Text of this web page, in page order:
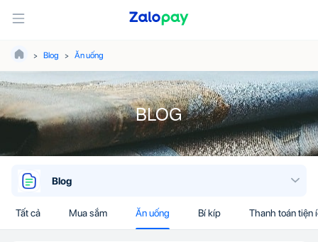
Blog Ăn uống
BLOG
Blog
Tất cả Mua sắm Ăn uống Bí kíp Thanh toán tiện